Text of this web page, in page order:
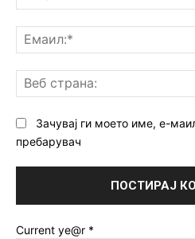
Зачувај ги моето име, е-
пребарувач
Current ye@r *